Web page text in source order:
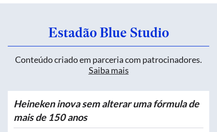
Estadão Blue Studio
Conteúdo criado em parceria com patrocinadores.
Saiba mais
Heineken inova sem alterar uma fórmula de
mais de 150 anos